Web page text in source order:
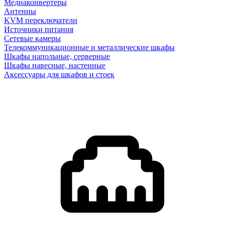
Медиаконвертеры
Антенны
KVM переключатели
Источники питания
Сетевые камеры
Телекоммуникационные и металлические шкафы
Шкафы напольные, серверные
Шкафы навесные, настенные
Аксессуары для шкафов и стоек